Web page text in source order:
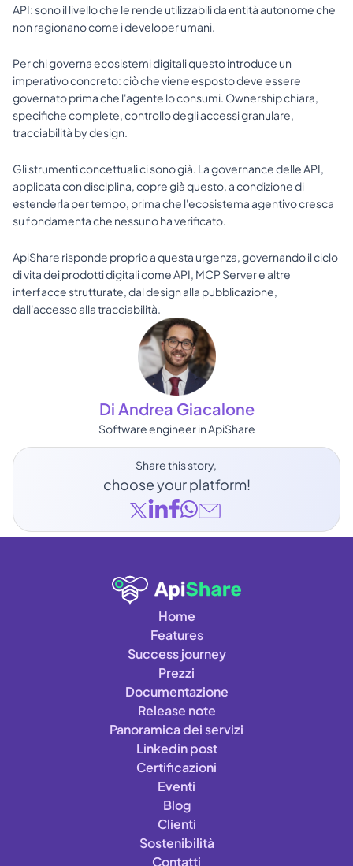
API: sono il livello che le rende utilizzabili da entità autonome che
non ragionano come i developer umani.
Per chi governa ecosistemi digitali questo introduce un
imperativo concreto: ciò che viene esposto deve essere
governato prima che l'agente lo consumi. Ownership chiara,
specifiche complete, controllo degli accessi granulare,
tracciabilità by design.
Gli strumenti concettuali ci sono già. La governance delle API,
applicata con disciplina, copre già questo, a condizione di
estenderla per tempo, prima che l'ecosistema agentivo cresca
su fondamenta che nessuno ha verificato.
ApiShare risponde proprio a questa urgenza, governando il ciclo
di vita dei prodotti digitali come API, MCP Server e altre
interfacce strutturate, dal design alla pubblicazione,
dall'accesso alla tracciabilità.
Di Andrea Giacalone
Software engineer in ApiShare
Share this story,
choose your platform!
Home
Features
Success journey
Prezzi
Documentazione
Release note
Panoramica dei servizi
Linkedin post
Certificazioni
Eventi
Blog
Clienti
Sostenibilità
Contatti